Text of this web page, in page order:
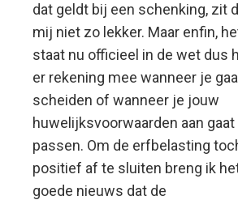
dat geldt bij een schenking, zit
mij niet zo lekker. Maar enfin,
staat nu officieel in de wet dus
er rekening mee wanneer je
scheiden of wanneer je jouw
huwelijksvoorwaarden aan gaat
passen. Om de erfbelasting
positief af te sluiten breng ik
goede nieuws dat de